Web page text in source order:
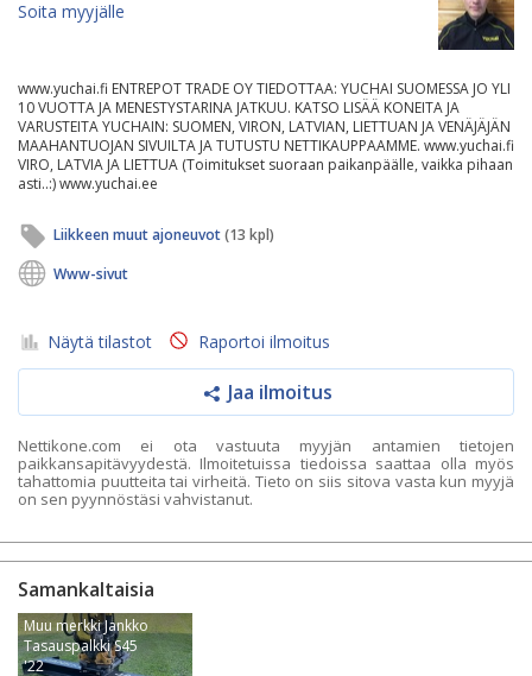
Soita myyjälle
www.yuchai.fi ENTREPOT TRADE OY TIEDOTTAA: YUCHAI SUOMESSA JO YLI
10 VUOTTA JA MENESTYSTARINA JATKUU. KATSO LISÄÄ KONEITA JA
VARUSTEITA YUCHAIN: SUOMEN, VIRON, LATVIAN, LIETTUAN JA VENÄJÄJÄN
MAAHANTUOJAN SIVUILTA JA TUTUSTU NETTIKAUPPAAMME. www.yuchai.fi
VIRO, LATVIA JA LIETTUA (Toimitukset suoraan paikanpäälle, vaikka pihaan
asti..:) www.yuchai.ee
Liikkeen muut ajoneuvot(13 kpl)
Www-sivut
Näytä tilastot Raportoi ilmoitus
Jaa ilmoitus
Nettikone.com ei ota vastuuta myyjän antamien tietojen
paikkansapitävyydestä. Ilmoitetuissa tiedoissa saattaa olla myös
tahattomia puutteita tai virheitä. Tieto on siis sitova vasta kun myyjä
on sen pyynnöstäsi vahvistanut.
Samankaltaisia
Muu merkki Jankko
Tasauspalkki S45
'22